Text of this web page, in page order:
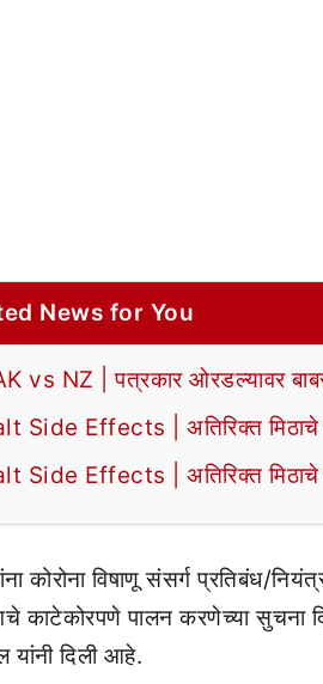
News for You
vs NZ | पत्रकार ओरडल्यावर
Side Effects | अतिरिक्त मिठाचे
Side Effects | अतिरिक्त मिठाचे
कोरोना विषाणू संसर्ग प्रतिबंध/
काटेकोरपणे पालन करणेच्या सुचना
दिली आहे.